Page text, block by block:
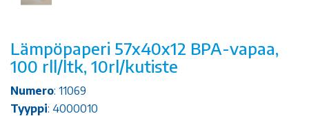
Lämpöpaperi 57x40x12 BPA-vapaa,
100 rll/ltk, 10rl/kutiste
Numero: 11069
Tyyppi: 4000010